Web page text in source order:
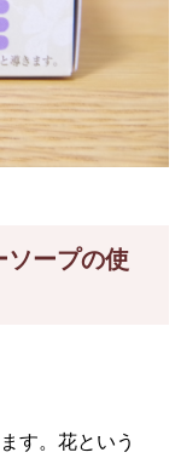
ープの使
す。花という